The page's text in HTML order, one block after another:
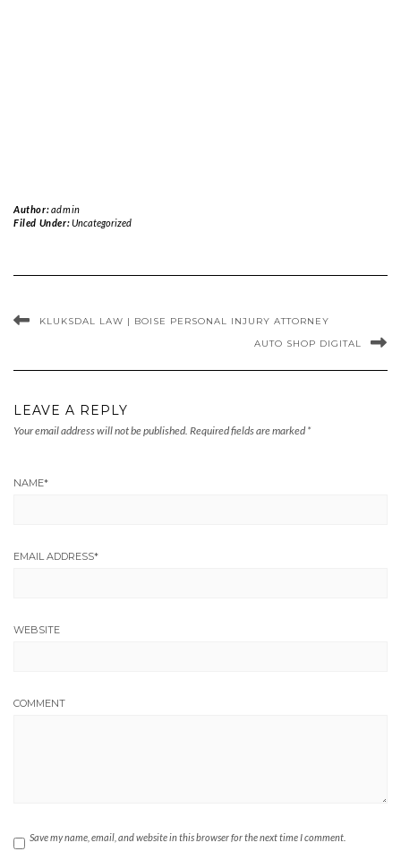
Author:admin
Filed Under:Uncategorized
KLUKSDAL LAW | BOISE PERSONAL INJURY ATTORNEY
AUTO SHOP DIGITAL
LEAVE A REPLY
Your email address will not be published. Required fields are marked *
NAME*
EMAIL ADDRESS*
WEBSITE
COMMENT
Save my name, email, and website in this browser for the next time I comment.